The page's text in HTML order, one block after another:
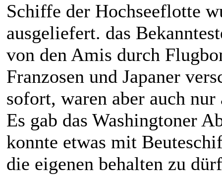
Schiffe der Hochseeflotte
ausgeliefert. das
von den Amis durch
Franzosen und Japaner
sofort, waren aber auch
Es gab das Washingtoner
konnte etwas mit
die eigenen behalten zu